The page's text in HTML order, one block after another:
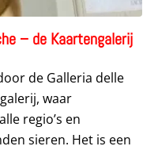
– de Kaartengalerij
de Galleria delle
waar
regio’s en
sieren. Het is een